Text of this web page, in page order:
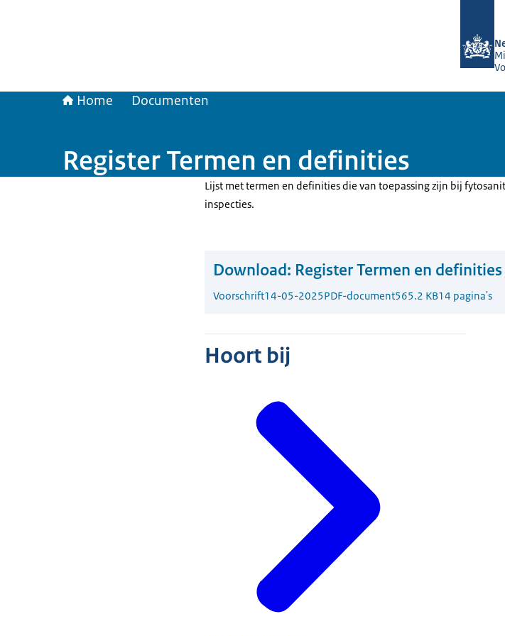
Home Documenten
Register Termen en definities
Lijst met termen en definities die van toepassing zijn bij
inspecties.
Download: Register Termen en definities
Voorschrift14-05-2025PDF-document565.2 KB14 pagina's
Hoort bij